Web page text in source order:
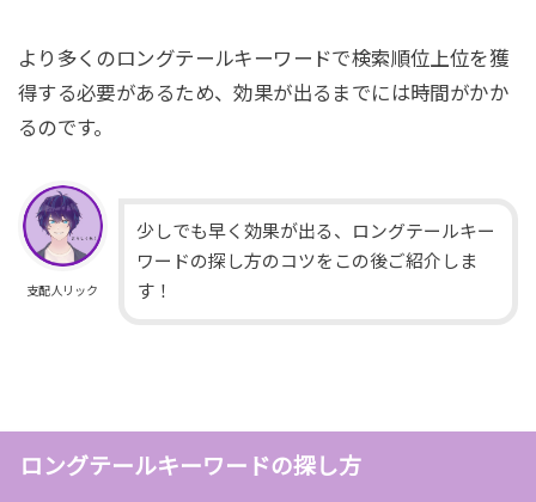
より多くのロングテールキーワードで検索順位上位を獲
得する必要があるため、効果が出るまでには時間がかか
るのです。
支配人リック
少しでも早く効果が出る、ロングテールキー
ワードの探し方のコツをこの後ご紹介しま
す！
ロングテールキーワードの探し方